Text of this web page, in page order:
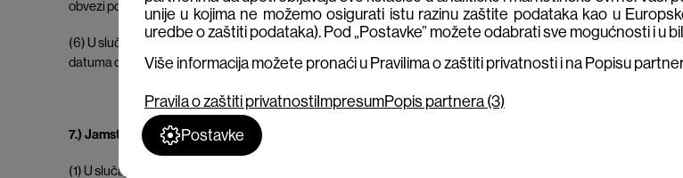
obvezi podmiriti sljedeći radni dan.
(6) U slučaju zakašnjelog plaćanja od strane Korisnika, Ponuditelj ima pravo obračunati zakonsku zateznu
datuma dospijeća plaćanja do datuma ispunjenja obveze plaćanja.
7.) Jamstvo
(1) U slučaju isporuke robe (opreme) ili prava korištenja računalnog programa (licence), Korisnik stječe pravo
unije u kojima ne možemo osigurati istu razinu zaštite podataka kao u
uredbe o zaštiti podataka). Pod „Postavke” možete odabrati sve mogućnosti i u
Više informacija možete pronaći u Pravilima o zaštiti privatnosti i na Popisu
Pravila o zaštiti privatnostiImpresumPopis partnera (3)
Postavke